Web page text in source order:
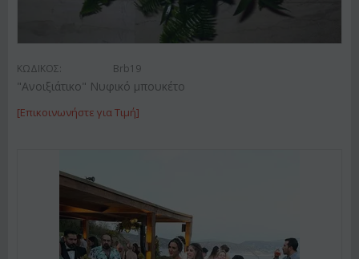
ΚΩΔΙΚΟΣ: Brb19
"Ανοιξιάτικο" Νυφικό μπουκέτο
[Επικοινωνήστε για Τιμή]